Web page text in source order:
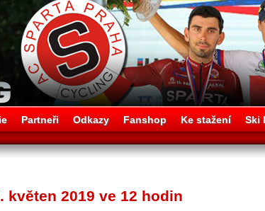
Partneři Odkazy Fanshop Ke stažení Ski
květen 2019 ve 12 hodin